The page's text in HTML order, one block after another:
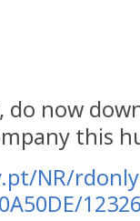
do now
this
NR/